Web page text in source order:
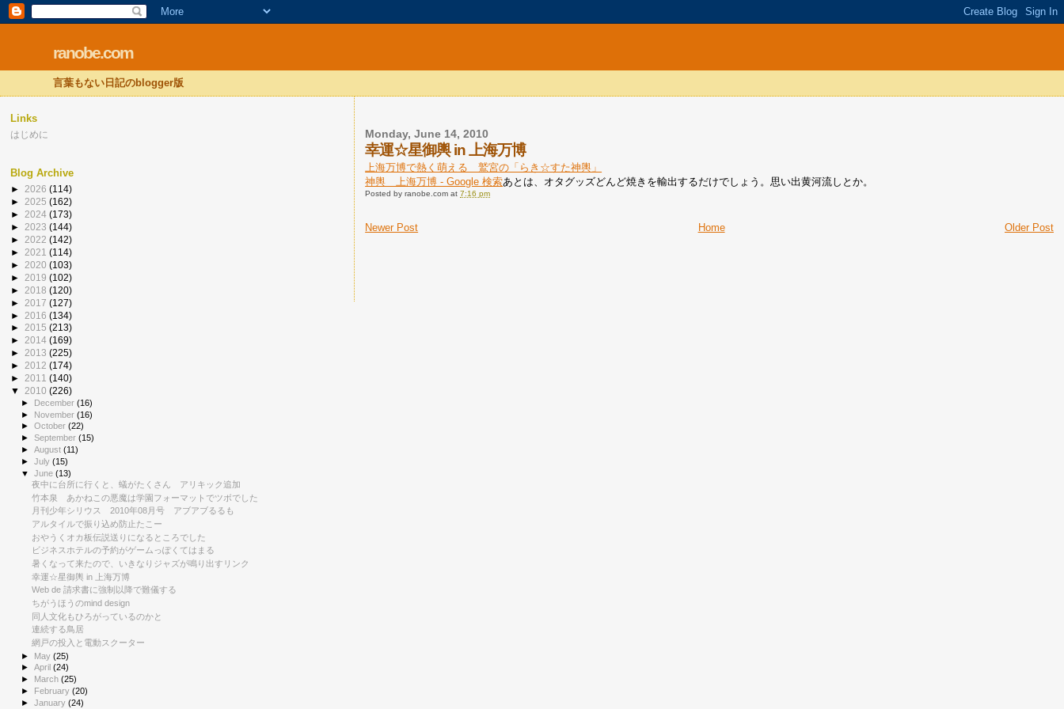
ranobe.com
言葉もない日記のblogger版
Monday, June 14, 2010
幸運☆星御輿 in 上海万博
上海万博で熱く萌える 鷲宮の「らき☆すた神輿」
神輿 上海万博 - Google 検索あとは、オタグッズどんど焼きを輸出するだけでしょう。思い出黄河流しとか。
Posted byranobe.com at7:16 pm
Newer Post Older Post
Home
Links
はじめに
Blog Archive
► 2026 (114)
► 2025 (162)
► 2024 (173)
► 2023 (144)
► 2022 (142)
► 2021 (114)
► 2020 (103)
► 2019 (102)
► 2018 (120)
► 2017 (127)
► 2016 (134)
► 2015 (213)
► 2014 (169)
► 2013 (225)
► 2012 (174)
► 2011 (140)
▼ 2010 (226)
► December(16)
► November(16)
►October(22)
►September(15)
►August(11)
►July(15)
▼June(13)
夜中に台所に行くと、蟻がたくさん アリキック追加
竹本泉 あかねこの悪魔は学園フォーマットでツボでした
月刊少年シリウス 2010年08月号 アブアブるるも
アルタイルで振り込め防止たこー
おやうくオカ板伝説送りになるところでした
ビジネスホテルの予約がゲームっぽくてはまる
暑くなって来たので、いきなりジャズが鳴り出すリンク
幸運☆星御輿 in 上海万博
Web de 請求書に強制以降で難儀する
ちがうほうのmind design
同人文化もひろがっているのかと
連続する鳥居
網戸の投入と電動スクーター
► May(25)
►April(24)
►
March(25)
► February(20)
►January(24)